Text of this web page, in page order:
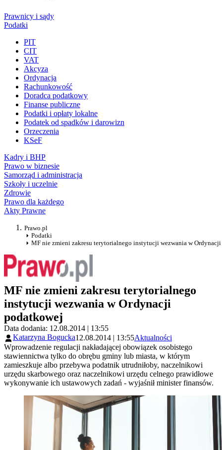
Prawnicy i sądy
Podatki
PIT
CIT
VAT
Akcyza
Ordynacja
Rachunkowość
Doradca podatkowy
Finanse publiczne
Podatki i opłaty lokalne
Podatek od spadków i darowizn
Orzeczenia
KSeF
Kadry i BHP
Prawo w biznesie
Samorząd i administracja
Szkoły i uczelnie
Zdrowie
Prawo dla każdego
Akty Prawne
Prawo.pl
Podatki
MF nie zmieni zakresu terytorialnego instytucji wezwania w
MF nie zmieni zakresu terytorialnego
instytucji wezwania w Ordynacji
podatkowej
Data dodania: 12.08.2014 | 13:55
Katarzyna Bogucka12.08.2014 | 13:55Aktualności
Wprowadzenie regulacji nakładającej obowiązek osobistego
stawiennictwa tylko do obrębu gminy lub miasta, w którym
zamieszkuje albo przebywa podatnik utrudniłoby, naczelnikowi
urzędu skarbowego oraz naczelnikowi urzędu celnego prawidłowe
wykonywanie ich ustawowych zadań - wyjaśnił minister finansów.